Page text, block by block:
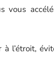
vous
l’étroit,